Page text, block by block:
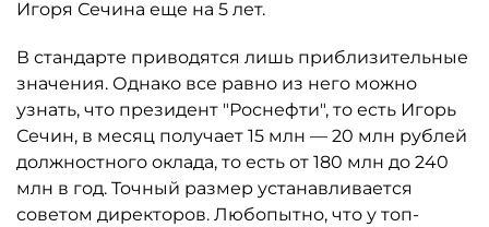
Игоря Сечина еще на 5 лет.
В стандарте приводятся лишь приблизительные
значения. Однако все равно из него можно
узнать, что президент "Роснефти", то есть Игорь
Сечин, в месяц получает 15 млн — 20 млн рублей
должностного оклада, то есть от 180 млн до 240
млн в год. Точный размер устанавливается
советом директоров. Любопытно, что у топ-